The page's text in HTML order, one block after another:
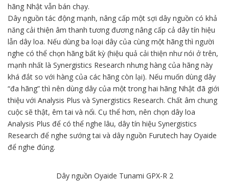
hãng Nhật vẫn bán chạy.
Dây nguồn tác động mạnh, nâng cấp một sợi dây nguồn có khả
năng cải thiện âm thanh tương đương nâng cấp cả dây tín hiệu
lẫn dây loa. Nếu dùng ba loại dây của cùng một hãng thì người
nghe có thể chọn hãng bất kỳ (hiệu quả cải thiện như nói ở trên,
mạnh nhất là Synergistics Research nhưng hàng của hãng này
khá đắt so với hàng của các hãng còn lại). Nếu muốn dùng dây
“đa hãng” thì nên dùng dây của một trong hai hãng Nhật đã giới
thiệu với Analysis Plus và Synergistics Research. Chất âm chung
cuộc sẽ thật, êm tai và nổi. Cụ thể hơn, nên chọn dây loa
Analysis Plus để có thể nghe lâu, dây tín hiệu Synergistics
Research để nghe sướng tai và dây nguồn Furutech hay Oyaide
để nghe đúng.
Dây nguồn Oyaide Tunami GPX-R 2